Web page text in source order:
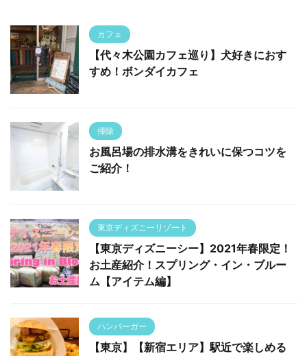
カフェ
【代々木公園カフェ巡り】犬好きにおす
すめ！ボンダイカフェ
掃除
お風呂場の排水溝をきれいに保つコツを
ご紹介！
東京ディズニーリゾート
【東京ディズニーシー】2021年春限定！
お土産紹介！スプリング・イン・ブルー
ム【アイテム編】
ハンバーガー
【東京】【新宿エリア】駅近で楽しめる